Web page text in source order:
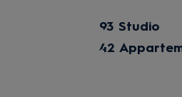
93 Studio
42